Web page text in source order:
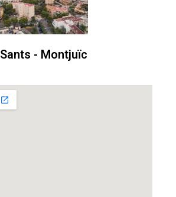
Sants - Montjuïc